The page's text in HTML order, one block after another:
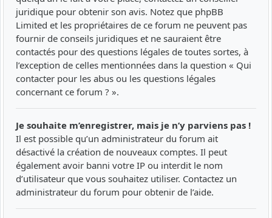
juridique pour obtenir son avis. Notez que phpBB
Limited et les propriétaires de ce forum ne peuvent pas
fournir de conseils juridiques et ne sauraient être
contactés pour des questions légales de toutes sortes, à
l’exception de celles mentionnées dans la question « Qui
contacter pour les abus ou les questions légales
concernant ce forum ? ».
Je souhaite m’enregistrer, mais je n’y parviens pas !
Il est possible qu’un administrateur du forum ait
désactivé la création de nouveaux comptes. Il peut
également avoir banni votre IP ou interdit le nom
d’utilisateur que vous souhaitez utiliser. Contactez un
administrateur du forum pour obtenir de l’aide.